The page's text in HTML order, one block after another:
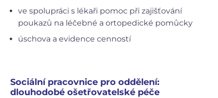
ve spolupráci s lékaři pomoc při zajišťování
poukazů na léčebné a ortopedické pomůcky
úschova a evidence cenností
Sociální pracovnice pro oddělení:
dlouhodobé ošetřovatelské péče